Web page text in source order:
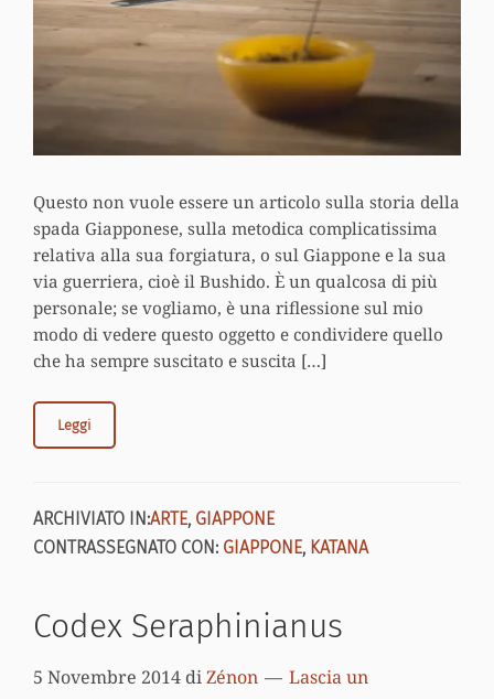
Questo non vuole essere un articolo sulla storia della
spada Giapponese, sulla metodica complicatissima
relativa alla sua forgiatura, o sul Giappone e la sua
via guerriera, cioè il Bushido. È un qualcosa di più
personale; se vogliamo, è una riflessione sul mio
modo di vedere questo oggetto e condividere quello
che ha sempre suscitato e suscita […]
Leggi
ARCHIVIATO IN:ARTE, GIAPPONE
CONTRASSEGNATO CON: GIAPPONE, KATANA
Codex Seraphinianus
5 Novembre 2014 diZénon
Lascia un